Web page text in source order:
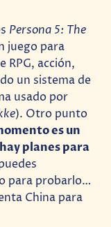
Persona 5: The
juego para
RPG, acción,
un sistema de
usado por
). Otro punto
es un
planes para
para probarlo…
China para